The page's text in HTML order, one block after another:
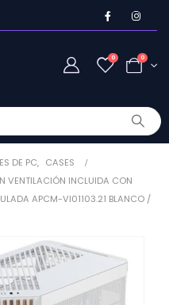
0 0
DE PC, CASES
VENTILACIÓN INCLUIDA CON
APCM-VI01103.21 BLANCO /